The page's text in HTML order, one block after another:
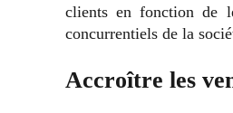
clients en fonction de
concurrentiels de la
Accroître les